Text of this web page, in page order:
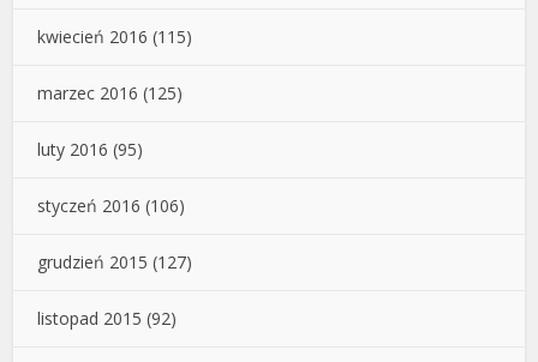
kwiecień 2016 (115)
marzec 2016 (125)
luty 2016 (95)
styczeń 2016 (106)
grudzień 2015 (127)
listopad 2015 (92)